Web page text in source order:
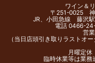
ワイン＆
〒251-0025 神
JR、小田急線 藤沢
電話 0466-
営
（当日店頭引き取りラストオ
月曜定休
臨時休業等は業務